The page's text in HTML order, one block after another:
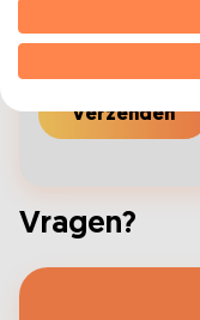
Vragen?
Verzenden